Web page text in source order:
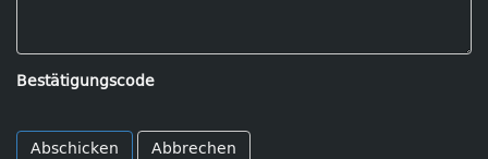
Bestätigungscode
Abbrechen